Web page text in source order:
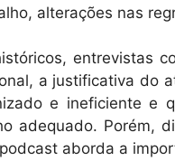
alterações nas
entrevistas
a justificativa do
e ineficiente e
adequado. Porém,
aborda a